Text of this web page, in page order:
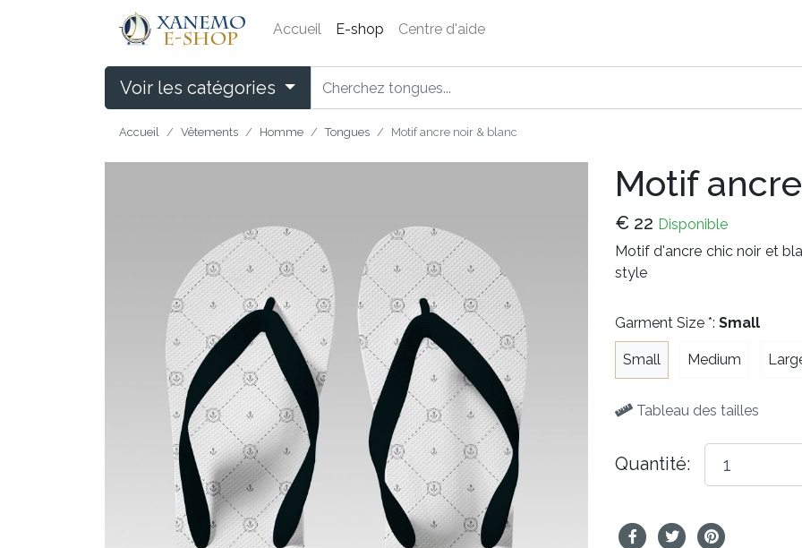
Accueil E-shop Centre d'aide
Voir les catégories
Accueil Vêtements Homme Tongues Motif ancre noir & blanc
Motif
€ 22 Disponible
Motif d'ancre chic noir et
style
Garment Size *: Small
Small Medium
Tableau des tailles
Quantité: